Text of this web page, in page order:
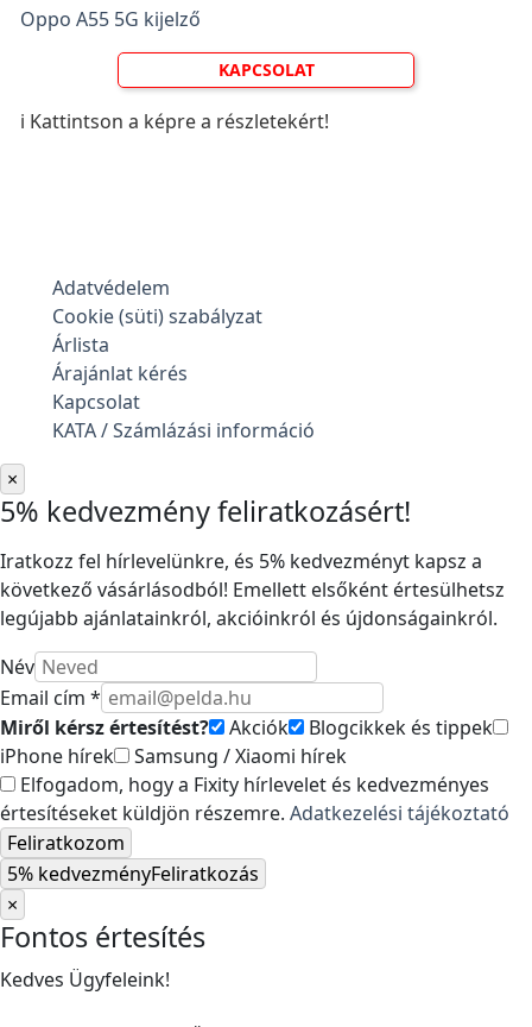
Oppo A55 5G kijelző
KAPCSOLAT
ℹ️ Kattintson a képre a részletekért!
Adatvédelem
Cookie (süti) szabályzat
Árlista
Árajánlat kérés
Kapcsolat
KATA / Számlázási információ
×
5% kedvezmény feliratkozásért!
Iratkozz fel hírlevelünkre, és 5% kedvezményt kapsz a
következő vásárlásodból! Emellett elsőként értesülhetsz
legújabb ajánlatainkról, akcióinkról és újdonságainkról.
Név
Email cím *
Miről kérsz értesítést?
Akciók
Blogcikkek és tippek
iPhone hírek
Samsung / Xiaomi hírek
Elfogadom, hogy a Fixity hírlevelet és kedvezményes
értesítéseket küldjön részemre. Adatkezelési tájékoztató
Feliratkozom
5% kedvezményFeliratkozás
×
Fontos értesítés
Kedves Ügyfeleink!